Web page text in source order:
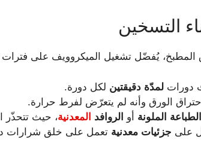
التسخين
المطبخ، يُفضّل تشغيل الميكروويف على
دورات لمدّة دقيقتين لكل دورة.
الورق وأنه لم يتعرّض لفرط حرارة.
الطباعة الملونة أو الروافد المعدنية، حيث تتحذّر
على جزئيات معدنية تعمل على خلق شرارات